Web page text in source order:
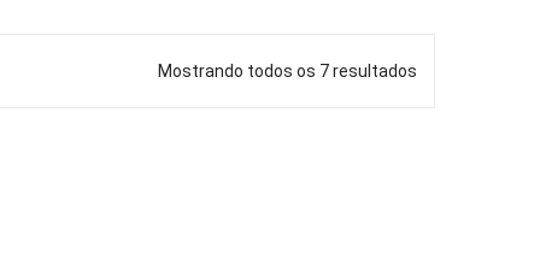
Mostrando todos os 7 resultados